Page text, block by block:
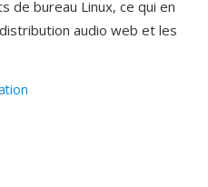
de bureau Linux, ce qui en
audio web et les